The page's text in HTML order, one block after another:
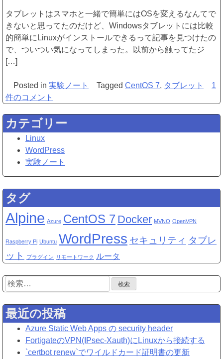
タ
ブ
レ
ッ
Linux
へ
の
タブレットはスマホと一緒で簡単にはOSを変えるなんてで
きないと思ってたのだけど、Windowsタブレットには比較
的簡単にLinuxがインストールできるって記事を見つけたの
で、ついつい気になってしまった。以前から触ってたジ
[…]
Posted in 実験ノート Tagged CentOS 7, タブレット
ジ
な
へ
1
件のコメント
カテゴリー
Linux
WordPress
実験ノート
タグ
Alpine Azure CentOS 7 Docker MVNO OpenVPN
Raspberry Pi Ubuntu WordPress セキュリティ タブレ
ット
プラグイン リモートワーク ルータ
検
索:
最近の投稿
Azure Static Web Apps の security header
FortigateのVPN(IPsec-Xauth)にLinuxから接続する
`certbot renew`でワイルドカード証明書の更新